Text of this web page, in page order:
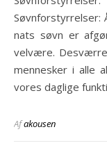
Søvnforstyrrelser:
nats søvn er
velvære.
mennesker i alle
vores daglige
Afakousen